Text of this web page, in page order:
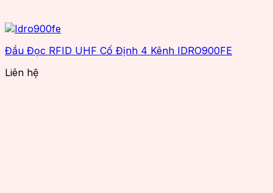
Đầu Đọc RFID UHF Cố Định 4 Kênh IDRO900FE
Liên hệ